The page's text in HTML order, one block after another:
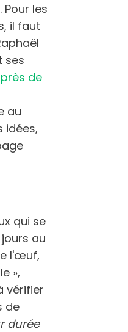
les
il faut
ses
de
au
idées,
qui se
au
l'œuf,
»,
vérifier
de
durée